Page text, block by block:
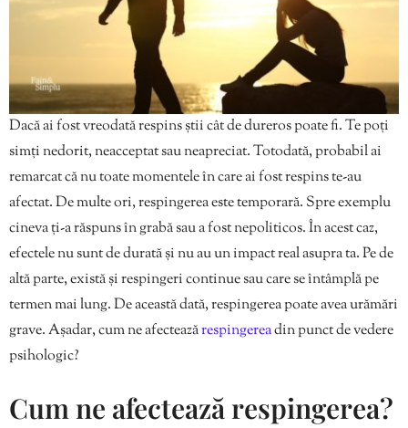
Dacă ai fost vreodată respins știi cât de dureros poate fi. Te poți
simți nedorit, neacceptat sau neapreciat. Totodată, probabil ai
remarcat că nu toate momentele în care ai fost respins te-au
afectat. De multe ori, respingerea este temporară. Spre exemplu
cineva ți-a răspuns în grabă sau a fost nepoliticos. În acest caz,
efectele nu sunt de durată și nu au un impact real asupra ta. Pe de
altă parte, există și respingeri continue sau care se întâmplă pe
termen mai lung. De această dată, respingerea poate avea urămări
grave. Așadar, cum ne afecteazărespingereadin punct de vedere
psihologic?
Cum ne afectează respingerea?